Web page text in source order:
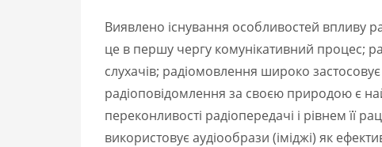
Виявлено існування особливостей впливу
це в першу чергу комунікативний процес;
слухачів; радіомовлення широко
радіоповідомлення за своєю природою є
переконливості радіопередачі і рівнем її
використовує аудіообрази (іміджі) як